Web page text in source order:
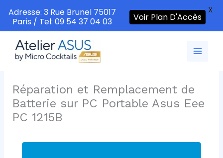
contenu
Réparation et Remplacement de
Batterie sur PC Portable Asus Eee
PC 1215B
Adresse: 3 Rue Brunel 75017
Paris / Tel: 09 54 37 04 03
Voir Plan D'Accès
X